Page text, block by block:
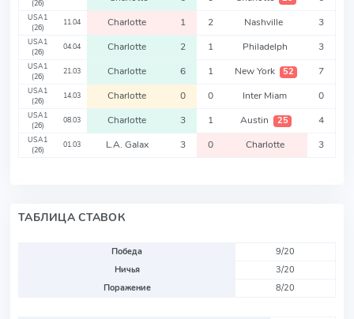
(26)
USA1
(26)
11.04 Charlotte 1 2 Nashville 3
USA1
(26)
04.04 Charlotte 2 1 Philadelph 3
USA1
(26)
21.03 Charlotte 6 1 New York 52 7
USA1
(26)
14.03 Charlotte 0 0 Inter Miam 0
USA1
(26)
08.03 Charlotte 3 1 Austin 25 4
USA1
(26)
01.03 L.A. Galax 3 0 Charlotte 3
ТАБЛИЦА СТАВОК
Победа
9/20
Ничья
3/20
Поражение
8/20